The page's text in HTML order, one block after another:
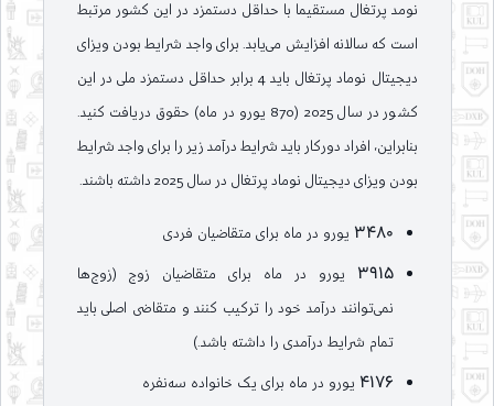
نومد پرتغال مستقیما با حداقل دستمزد در این کشور مرتبط
است که سالانه افزایش می‌یابد. برای واجد شرایط بودن ویزای
دیجیتال نوماد پرتغال باید 4 برابر حداقل دستمزد ملی در این
کشور در سال 2025 (870 یورو در ماه) حقوق دریافت کنید.
بنابراین، افراد دورکار باید شرایط درآمد زیر را برای واجد شرایط
بودن ویزای دیجیتال نوماد پرتغال در سال 2025 داشته باشند.
3480 یورو در ماه برای متقاضیان فردی
3915 یورو در ماه برای متقاضیان زوج (زوج‌ها
نمی‌توانند درآمد خود را ترکیب کنند و متقاضی اصلی باید
تمام شرایط درآمدی را داشته باشد.)
4176 یورو در ماه برای یک خانواده سه‌نفره